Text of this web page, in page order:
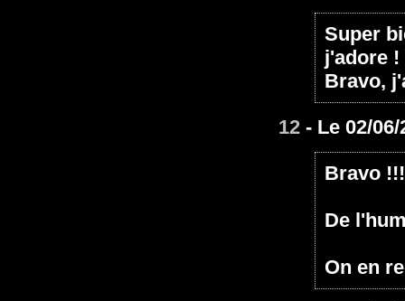
Super
j'adore !
Bravo,
12 - Le 02/
Bravo !!!
De
On en